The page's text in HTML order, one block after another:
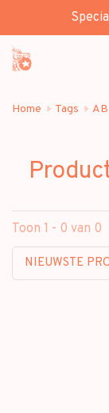
Home Tags
Toon 1 - 0 van 0
NIEUWSTE